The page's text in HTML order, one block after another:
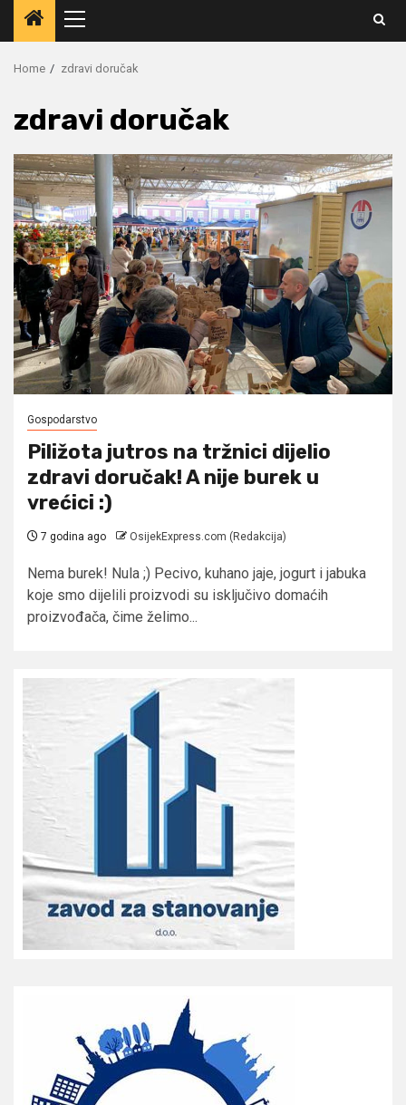
Primary
Menu
Home zdravi doručak
zdravi doručak
Gospodarstvo
Piližota jutros na tržnici dijelio
zdravi doručak! A nije burek u
vrećici :)
7 godina ago OsijekExpress.com (Redakcija)
Nema burek! Nula ;) Pecivo, kuhano jaje, jogurt i jabuka
koje smo dijelili proizvodi su isključivo domaćih
proizvođača, čime želimo...